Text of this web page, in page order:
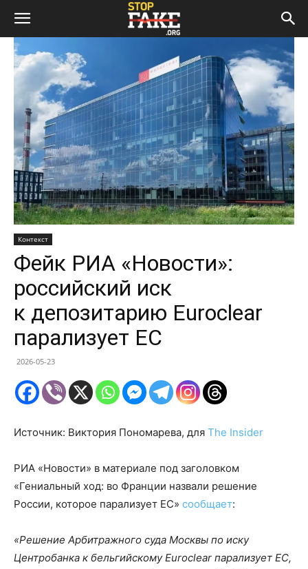
Контекст
Фейк РИА «Новости»:
российский иск
к депозитарию Euroclear
парализует ЕС
2026-05-23
Источник: Виктория Пономарева, для The Insider
РИА «Новости» в материале под заголовком
«Гениальный ход: во Франции назвали решение
России, которое парализует ЕС» сообщает:
«Решение Арбитражного суда Москвы по иску
Центробанка к бельгийскому Euroclear парализует ЕС,